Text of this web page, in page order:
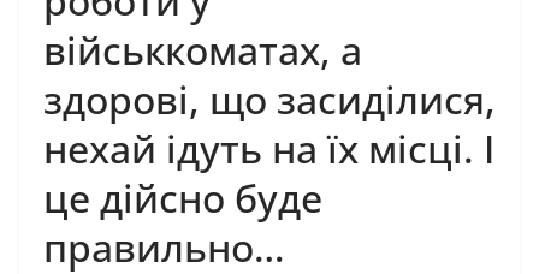
військкоматах, а
здорові, що засиділися,
нехай ідуть на їх місці. І
це дійсно буде
правильно…